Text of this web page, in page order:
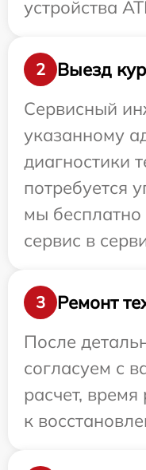
устройства
2
Выезд
Сервисный
указанному
диагностики
потребуется
мы бесплатно
сервис в
3
Ремонт
После
согласуем с
расчет,
к